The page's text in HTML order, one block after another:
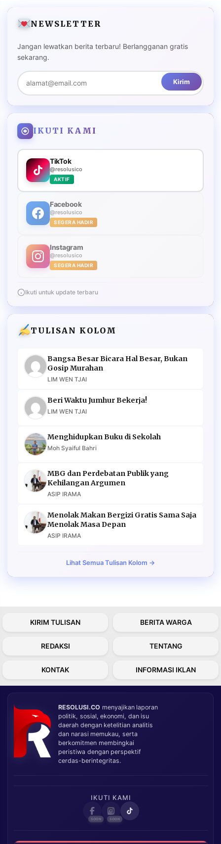
NEWSLETTER
Jangan lewatkan berita terbaru! Berlangganan gratis
sekarang.
Kirim
IKUTI KAMI
TikTok
@resolusico
AKTIF
Facebook
@resolusico
SEGERA HADIR
Instagram
@resolusico
SEGERA HADIR
Ikuti untuk update terbaru
TULISAN KOLOM
Bangsa Besar Bicara Hal Besar, Bukan
Gosip Murahan
LIM WEN TJAI
Beri Waktu Jumhur Bekerja!
LIM WEN TJAI
Menghidupkan Buku di Sekolah
Moh Syaiful Bahri
MBG dan Perdebatan Publik yang
Kehilangan Argumen
ASIP IRAMA
Menolak Makan Bergizi Gratis Sama Saja
Menolak Masa Depan
ASIP IRAMA
Lihat Semua Tulisan Kolom →
KIRIM TULISAN BERITA WARGA
REDAKSI TENTANG
KONTAK INFORMASI IKLAN
RESOLUSI.CO menyajikan laporan
politik, sosial, ekonomi, dan isu
daerah dengan ketelitian analitis
dan narasi memukau, serta
berkomitmen membingkai
peristiwa dengan perspektif
cerdas-berintegritas.
IKUTI KAMI